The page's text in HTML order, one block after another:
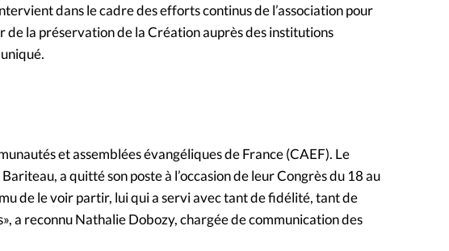
Changemement d'adresse
dans le cadre des efforts continus de l’association pour
la préservation de la Création auprès des institutions
et assemblées évangéliques de France (CAEF). Le
a quitté son poste à l’occasion de leur Congrès du 18 au
de le voir partir, lui qui a servi avec tant de fidélité, tant de
a reconnu Nathalie Dobozy, chargée de communication des